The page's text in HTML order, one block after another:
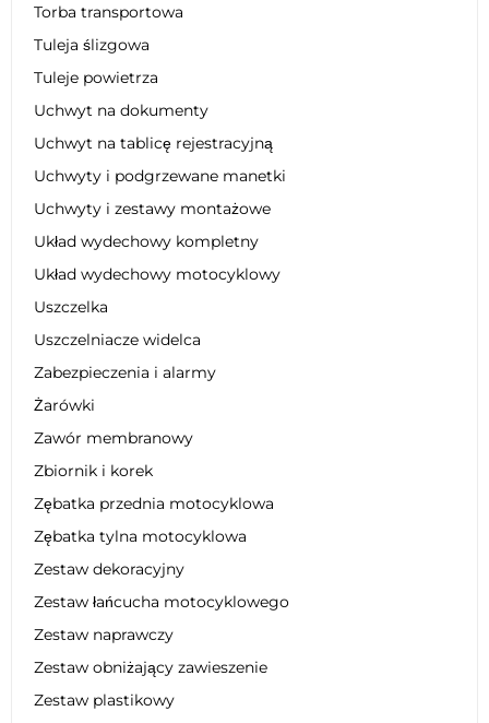
Torba transportowa
Tuleja ślizgowa
Tuleje powietrza
Uchwyt na dokumenty
Uchwyt na tablicę rejestracyjną
Uchwyty i podgrzewane manetki
Uchwyty i zestawy montażowe
Układ wydechowy kompletny
Układ wydechowy motocyklowy
Uszczelka
Uszczelniacze widelca
Zabezpieczenia i alarmy
Żarówki
Zawór membranowy
Zbiornik i korek
Zębatka przednia motocyklowa
Zębatka tylna motocyklowa
Zestaw dekoracyjny
Zestaw łańcucha motocyklowego
Zestaw naprawczy
Zestaw obniżający zawieszenie
Zestaw plastikowy